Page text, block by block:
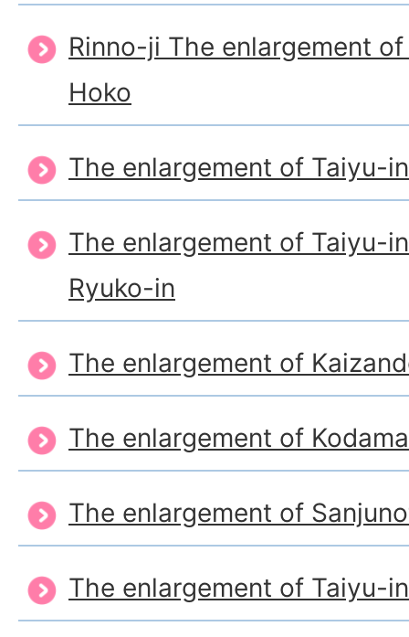
Rinno-ji The enlargement
Hoko
The enlargement of Taiyu-
The enlargement of Taiyu-
Ryuko-in
The enlargement of
The enlargement of
The enlargement of
The enlargement of Taiyu-